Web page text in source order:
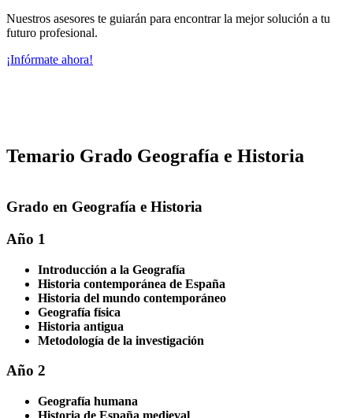
Nuestros asesores te guiarán para encontrar la mejor solución a tu
futuro profesional.
¡Infórmate ahora!
Temario Grado Geografía e Historia
Grado en Geografía e Historia
Año 1
Introducción a la Geografía
Historia contemporánea de España
Historia del mundo contemporáneo
Geografía física
Historia antigua
Metodología de la investigación
Año 2
Geografía humana